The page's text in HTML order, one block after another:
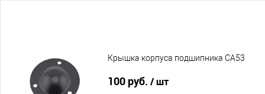
Крышка корпуса подшипника CA53
100 руб. / шт